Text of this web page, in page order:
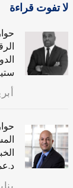
لا تفوت قراءة
أبريل
يناير 10,